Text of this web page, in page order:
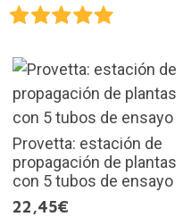
Provetta: estación de
propagación de plantas
con 5 tubos de ensayo
22,45€